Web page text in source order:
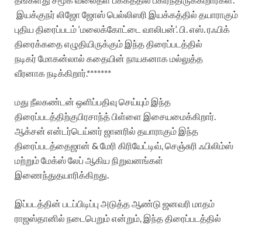
இயக்குநர்லிஜோஜோஸ்பெல்லிஸரி இயக்கத்தில் தயாராகும்
புதிய திரைப்படம்‘மலைக்கோட்டை வாலிபன்‘. பி எஸ் ரஃபிக்
திரைக்கதைஎழுதியிருக்கும் இந்ததிரைப்படத்தில்
நடிகர்மோகன்லால் கதையின் நாயகனாக மல்லுத்த
வீரனாகநடிக்கிறார்.*******
மது நீலகண்டன் ஒளிப்பதிவு செய்யும் இந்த
திரைப்படத்திற்குபிரசாந்த்பிள்ளை இசையமைக்கிறார்
ஆக்சன் என்டர்டெய்னர்ஜானரில் தயாராகும் இந்த
திரைப்படத்தைஜான் & மேரி கிரியேட்டிவ் செஞ்சுரி ஃபிலிம்ஸ்
மற்றும்மேக்ஸ்லேப் ஆகிய நிறுவனங்கள்
இணைந்துதயாரிக்கிறது
இப்படத்தின் படப்பிடிப்பு அடுத்தஆண்டு ஜனவரி மாதம்
ராஜஸ்தானில் நடைபெறும்என்றும் இந்ததிரைப்படத்தில்